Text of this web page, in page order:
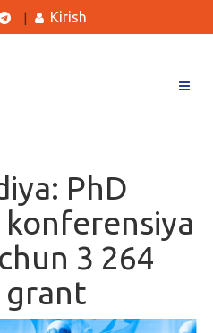
Kirish
PhD
3 264
grant